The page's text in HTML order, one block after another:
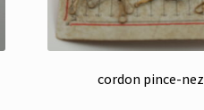
cordon pince-nez